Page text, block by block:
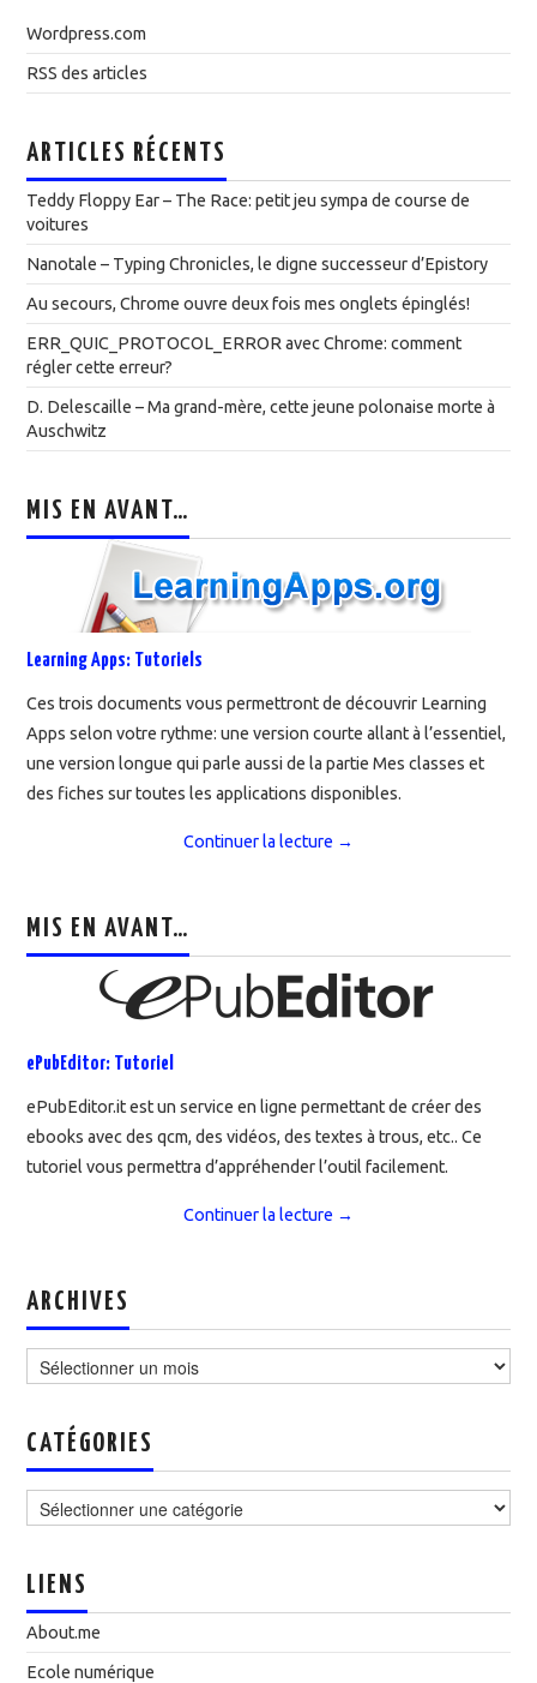
Wordpress.com
RSS des articles
ARTICLES RÉCENTS
Teddy Floppy Ear – The Race: petit jeu sympa de course de
voitures
Nanotale – Typing Chronicles, le digne successeur d’Epistory
Au secours, Chrome ouvre deux fois mes onglets épinglés!
ERR_QUIC_PROTOCOL_ERROR avec Chrome: comment
régler cette erreur?
D. Delescaille – Ma grand-mère, cette jeune polonaise morte à
Auschwitz
MIS EN AVANT…
Learning Apps: Tutoriels
Ces trois documents vous permettront de découvrir Learning
Apps selon votre rythme: une version courte allant à l’essentiel,
une version longue qui parle aussi de la partie Mes classes et
des fiches sur toutes les applications disponibles.
Continuer la lecture →
MIS EN AVANT…
ePubEditor: Tutoriel
ePubEditor.it est un service en ligne permettant de créer des
ebooks avec des qcm, des vidéos, des textes à trous, etc.. Ce
tutoriel vous permettra d’appréhender l’outil facilement.
Continuer la lecture →
ARCHIVES
CATÉGORIES
LIENS
About.me
Ecole numérique